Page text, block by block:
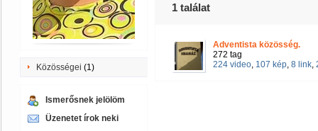
Közösségei (1)
Ismerősnek jelölöm
Üzenetet írok neki
1 találat
Adventista közösség.
272 tag
224 video, 107 kép, 8 link,